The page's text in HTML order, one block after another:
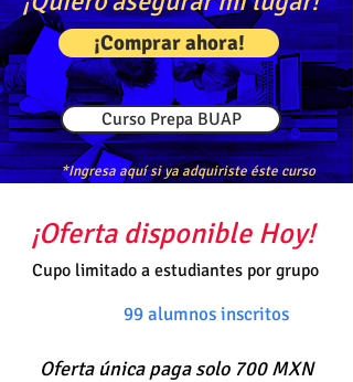
¡Comprar ahora!
Curso Prepa BUAP
*Ingresa aquí si ya adquiriste éste curso
¡Oferta disponible Hoy!
Cupo limitado a estudiantes por grupo
99 alumnos inscritos
Oferta única paga solo 700 MXN